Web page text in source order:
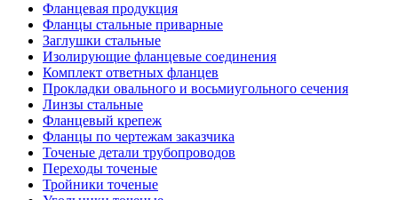
Фланцевая продукция
Фланцы стальные приварные
Заглушки стальные
Изолирующие фланцевые соединения
Комплект ответных фланцев
Прокладки овального и восьмиугольного сечения
Линзы стальные
Фланцевый крепеж
Фланцы по чертежам заказчика
Точеные детали трубопроводов
Переходы точеные
Тройники точеные